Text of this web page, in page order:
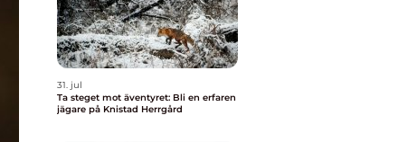
31. jul
Ta steget mot äventyret: Bli en erfaren
jägare på Knistad Herrgård